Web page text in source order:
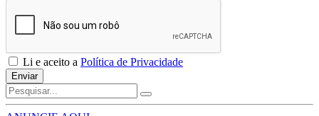
Li e aceito a Política de Privacidade
Enviar